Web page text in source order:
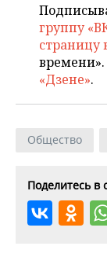
группу
страницу
«Дзене».
Общество
Поделитесь в